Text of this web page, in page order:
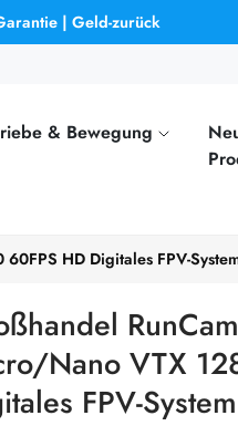
| Geld-zurück
& Bewegung
HD Digitales FPV-
Nano VTX
FPV-